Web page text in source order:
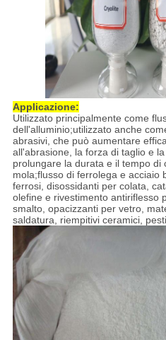
Applicazione:
Utilizzato principalmente come
dell'alluminio;utilizzato anche
abrasivi, che può aumentare
all'abrasione, la forza di taglio e
prolungare la durata e il tempo di
mola;flusso di ferrolega e acciaio
ferrosi, disossidanti per colata,
olefine e rivestimento antiriflesso
smalto, opacizzanti per vetro,
saldatura, riempitivi ceramici,